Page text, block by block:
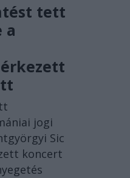
tett
a
jogi
Sic
koncert